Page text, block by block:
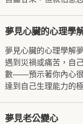
夢見心臟的心理學
夢見心臟的心理學解
遇到災禍或痛苦，自
數——預示著你內心很
達到自己生理能力的
夢見老公變心